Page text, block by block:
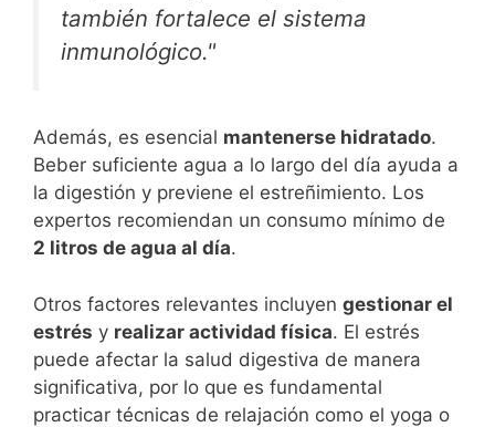
también fortalece el sistema
inmunológico."
Además, es esencial mantenerse hidratado.
Beber suficiente agua a lo largo del día ayuda a
la digestión y previene el estreñimiento. Los
expertos recomiendan un consumo mínimo de
2 litros de agua al día.
Otros factores relevantes incluyen gestionar el
estrés y realizar actividad física. El estrés
puede afectar la salud digestiva de manera
significativa, por lo que es fundamental
practicar técnicas de relajación como el yoga o